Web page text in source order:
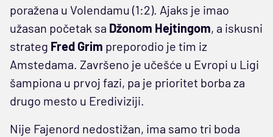
poražena u Volendamu (1:2). Ajaks je imao
užasan početak sa Džonom Hejtingom, a iskusni
strateg Fred Grim preporodio je tim iz
Amstedama. Završeno je učešće u Evropi u Ligi
šampiona u prvoj fazi, pa je prioritet borba za
drugo mesto u Erediviziji.
Nije Fajenord nedostižan, ima samo tri boda